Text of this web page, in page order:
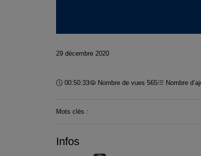
29 décembre 2020
Durée :
00:50:33 Nombre de vues 565 Nombre
Mots clés :
Infos